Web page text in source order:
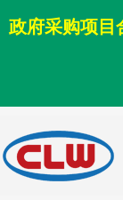
政府采购项目